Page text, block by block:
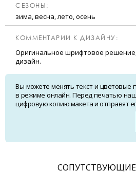
CЕЗОНЫ:
зима, весна, лето, осень
КОММЕНТАРИИ К ДИЗАЙНУ:
Оригинальное шрифтовое
дизайн.
Вы можете менять текст и цветовые
в режиме онлайн. Перед печатью
цифровую копию макета и отправят